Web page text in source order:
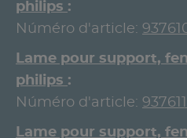
philips
Núméro d'article:
Lame pour support,
philips
Núméro d'article:
Lame pour support,